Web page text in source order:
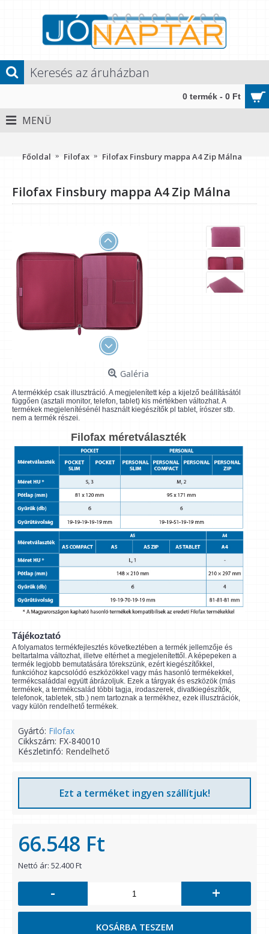
0 termék - 0 Ft
MENÜ
Főoldal Filofax Filofax Finsbury mappa A4 Zip Málna
Filofax Finsbury mappa A4 Zip Málna
Galéria
A termékkép csak illusztráció. A megjelenített kép a kijelző beállításától
függően (asztali monitor, telefon, tablet) kis mértékben változhat. A
termékek megjelenítésénél használt kiegészítők pl tablet, írószer stb.
nem a termék részei.
Filofax méretválaszték
Tájékoztató
A folyamatos termékfejlesztés következtében a termék jellemzője és
beltartalma változhat, illetve eltérhet a megjelenítettől. A képepeken a
termék legjobb bemutatására törekszünk, ezért kiegészítőkkel,
funkcióhoz kapcsolódó eszközökkel vagy más hasonló termékekkel,
termékcsaláddal együtt ábrázoljuk. Ezek a tárgyak és eszközök (más
termékek, a termékcsalád többi tagja, irodaszerek, divatkiegészítők,
telefonok, tabletek, stb.) nem tartoznak a termékhez, ezek illusztrációk,
vagy külön rendelhető termékek.
Gyártó: Filofax
Cikkszám: FX-840010
Készletinfó: Rendelhető
Ezt a terméket ingyen szállítjuk!
66.548 Ft
Nettó ár: 52.400 Ft
- +
KOSÁRBA TESZEM